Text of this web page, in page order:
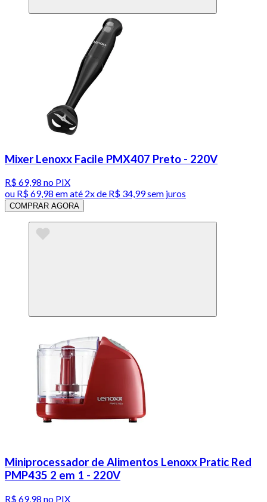
Mixer Lenoxx Facile PMX407 Preto - 220V
R$ 69,98 no PIX
ou R$ 69,98 em até 2x de R$ 34,99 sem juros
COMPRAR AGORA
Miniprocessador de Alimentos Lenoxx Pratic Red
PMP435 2 em 1 - 220V
R$ 69,98 no PIX